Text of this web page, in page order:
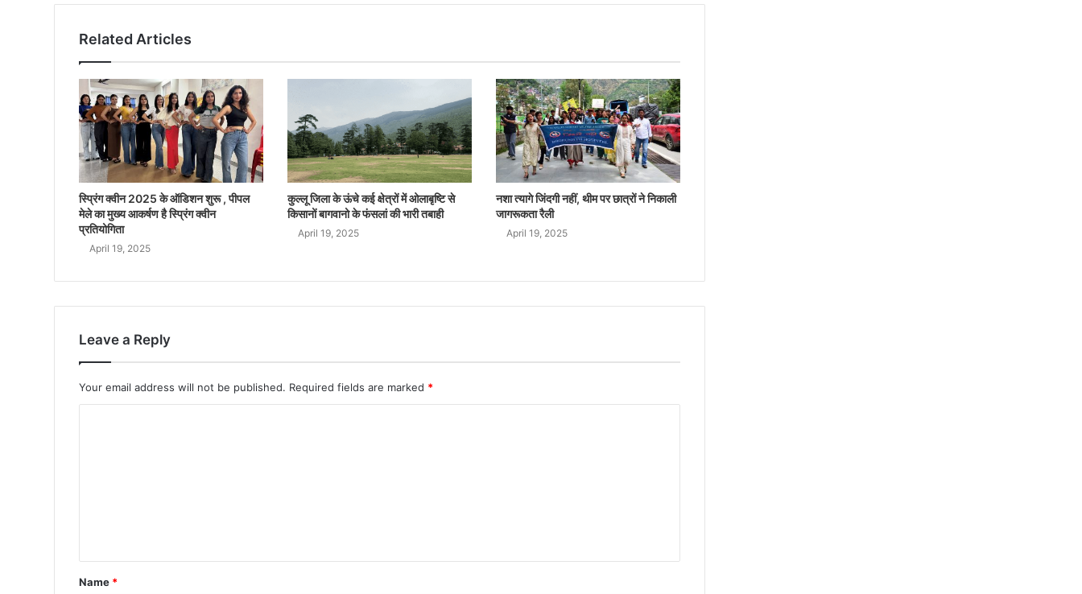
Related Articles
स्प्रिंग क्वीन 2025 के ऑडिशन शुरू , पीपल
मेले का मुख्य आकर्षण है स्प्रिंग क्वीन
प्रतियोगिता
April 19, 2025
कुल्लू जिला के ऊंचे कई क्षेत्रों में ओलाबृष्टि से
किसानों बागवानो के फंसलां की भारी तबाही
April 19, 2025
नशा त्यागे जिंदगी नहीं, थीम पर छात्रों ने निकाली
जागरूकता रैली
April 19, 2025
Leave a Reply
Your email address will not be published. Required fields are marked *
Name *